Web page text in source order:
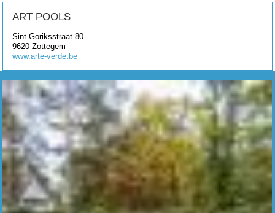
ART POOLS
Sint Goriksstraat 80
9620 Zottegem
www.arte-verde.be